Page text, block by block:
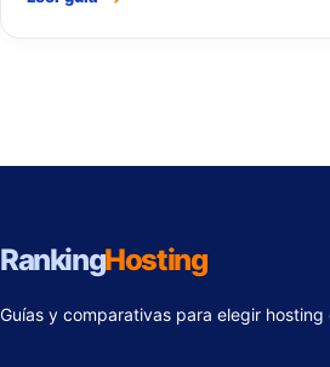
RankingHosting
Guías y comparativas para elegir hosting